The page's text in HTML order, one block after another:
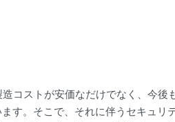
コストが安価なだけでなく、今後
す。そこで、それに伴うセキュリ